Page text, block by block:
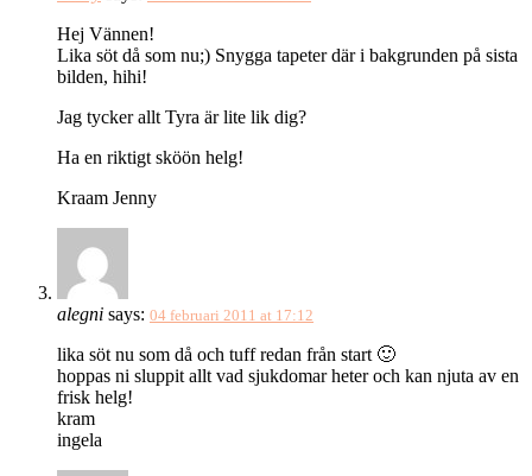
Hej Vännen!
Lika söt då som nu;) Snygga tapeter där i bakgrunden på sista
bilden, hihi!
Jag tycker allt Tyra är lite lik dig?
Ha en riktigt sköön helg!
Kraam Jenny
alegni says: 04 februari 2011 at 17:12
lika söt nu som då och tuff redan från start 🙂
hoppas ni sluppit allt vad sjukdomar heter och kan njuta av en
frisk helg!
kram
ingela